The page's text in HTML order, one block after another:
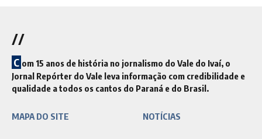
//
C om 15 anos de história no jornalismo do Vale do Ivaí, o
Jornal Repórter do Vale leva informação com credibilidade e
qualidade a todos os cantos do Paraná e do Brasil.
MAPA DO SITE NOTÍCIAS